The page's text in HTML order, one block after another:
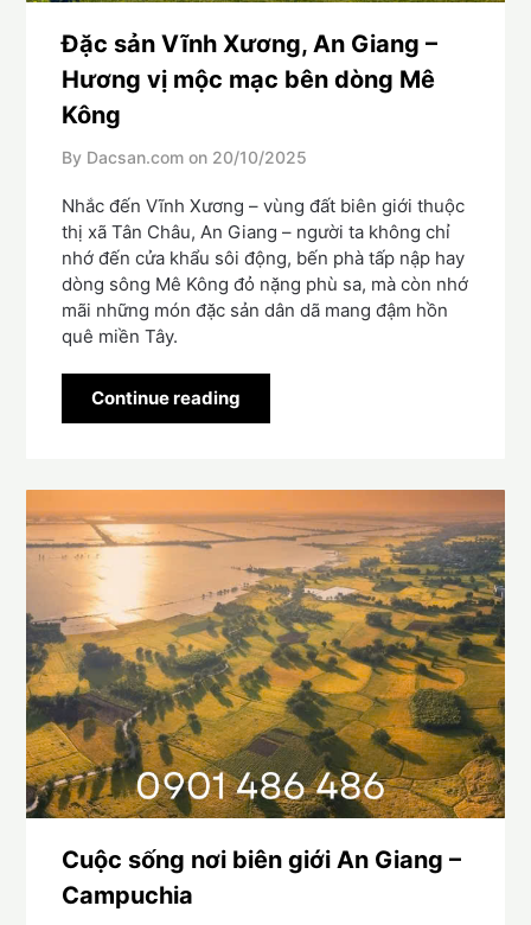
Đặc sản Vĩnh Xương, An Giang –
Hương vị mộc mạc bên dòng Mê
Kông
By Dacsan.com on 20/10/2025
Nhắc đến Vĩnh Xương – vùng đất biên giới thuộc
thị xã Tân Châu, An Giang – người ta không chỉ
nhớ đến cửa khẩu sôi động, bến phà tấp nập hay
dòng sông Mê Kông đỏ nặng phù sa, mà còn nhớ
mãi những món đặc sản dân dã mang đậm hồn
quê miền Tây.
Continue reading
Cuộc sống nơi biên giới An Giang –
Campuchia